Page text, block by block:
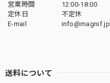
営業時間
12:00-18:00
定休日
不定休
E-mail
info@magnif.jp
送料について